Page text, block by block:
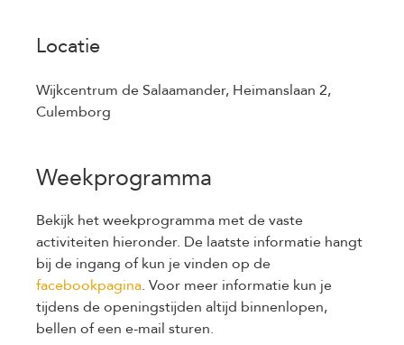
Locatie
Wijkcentrum de Salaamander, Heimanslaan 2,
Culemborg
Weekprogramma
Bekijk het weekprogramma met de vaste
activiteiten hieronder. De laatste informatie hangt
bij de ingang of kun je vinden op de
facebookpagina. Voor meer informatie kun je
tijdens de openingstijden altijd binnenlopen,
bellen of een e-mail sturen.